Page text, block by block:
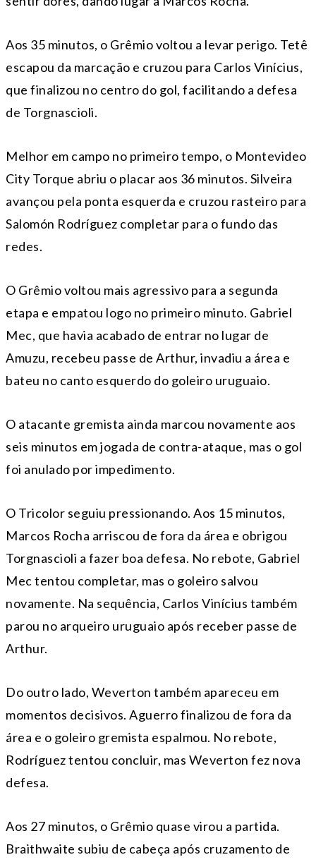
Aos 35 minutos, o Grêmio voltou a levar perigo. Tetê
escapou da marcação e cruzou para Carlos Vinícius,
que finalizou no centro do gol, facilitando a defesa
de Torgnascioli.
Melhor em campo no primeiro tempo, o Montevideo
City Torque abriu o placar aos 36 minutos. Silveira
avançou pela ponta esquerda e cruzou rasteiro para
Salomón Rodríguez completar para o fundo das
redes.
O Grêmio voltou mais agressivo para a segunda
etapa e empatou logo no primeiro minuto. Gabriel
Mec, que havia acabado de entrar no lugar de
Amuzu, recebeu passe de Arthur, invadiu a área e
bateu no canto esquerdo do goleiro uruguaio.
O atacante gremista ainda marcou novamente aos
seis minutos em jogada de contra-ataque, mas o gol
foi anulado por impedimento.
O Tricolor seguiu pressionando. Aos 15 minutos,
Marcos Rocha arriscou de fora da área e obrigou
Torgnascioli a fazer boa defesa. No rebote, Gabriel
Mec tentou completar, mas o goleiro salvou
novamente. Na sequência, Carlos Vinícius também
parou no arqueiro uruguaio após receber passe de
Arthur.
Do outro lado, Weverton também apareceu em
momentos decisivos. Aguerro finalizou de fora da
área e o goleiro gremista espalmou. No rebote,
Rodríguez tentou concluir, mas Weverton fez nova
defesa.
Aos 27 minutos, o Grêmio quase virou a partida.
Braithwaite subiu de cabeça após cruzamento de